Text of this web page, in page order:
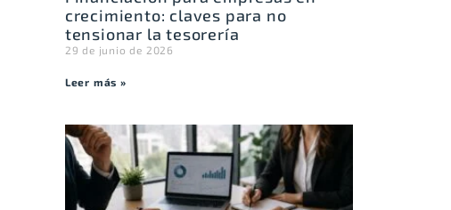
crecimiento: claves para no
tensionar la tesorería
29 de junio de 2026
Leer más »